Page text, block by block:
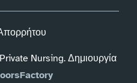
Nursing. Δημιουργία